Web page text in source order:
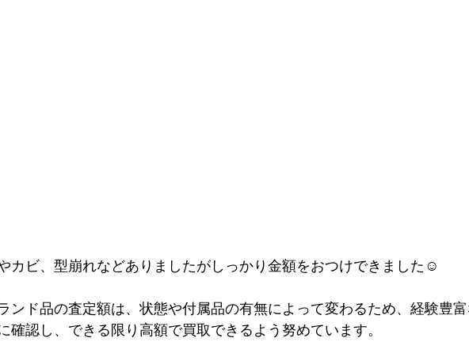
カビ、型崩れなどありましたがしっかり金額をおつけできました☺
ンド品の査定額は、状態や付属品の有無によって変わるため、経験豊
確認し、できる限り高額で買取できるよう努めています。